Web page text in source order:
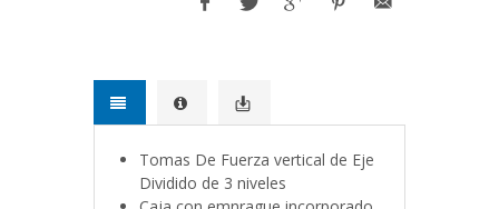
Tomas De Fuerza vertical de Eje
Dividido de 3 niveles